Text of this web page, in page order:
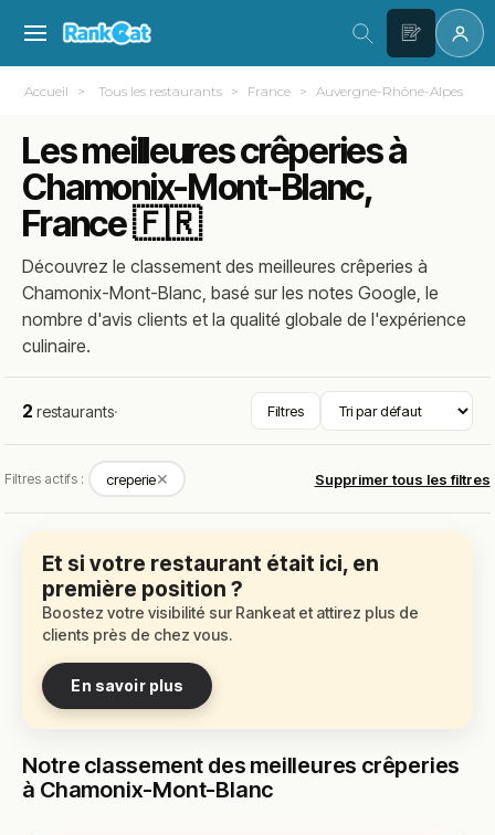
Accueil Tous les restaurants France Auvergne-Rhône-Alpes
Les meilleures crêperies à
Chamonix-Mont-Blanc,
France 🇫🇷
Découvrez le classement des meilleures crêperies à
Chamonix-Mont-Blanc, basé sur les notes Google, le
nombre d'avis clients et la qualité globale de l'expérience
culinaire.
2 restaurants· Filtres
Filtres actifs : creperie✕ Supprimer tous les filtres
Et si votre restaurant était ici, en
première position ?
Boostez votre visibilité sur Rankeat et attirez plus de
clients près de chez vous.
En savoir plus
Notre classement des meilleures crêperies
à Chamonix-Mont-Blanc